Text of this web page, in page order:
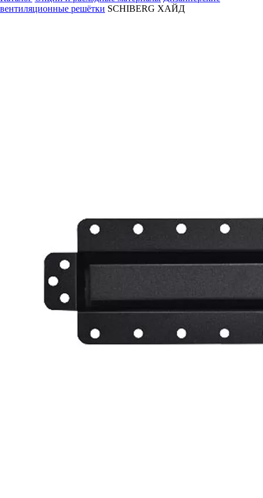
вентиляционные решётки SCHIBERG ХАЙД